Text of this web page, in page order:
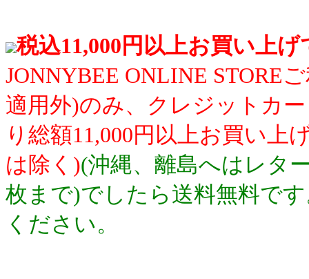
税込11,000円以上お買い上
JONNYBEE ONLINE STORE
適用外)のみ、クレジットカ
り総額11,000円以上お買い上
は除く)(沖縄、離島へはレタ
枚まで)でしたら送料無料で
ください。